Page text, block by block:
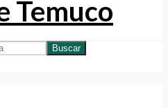
Buscar